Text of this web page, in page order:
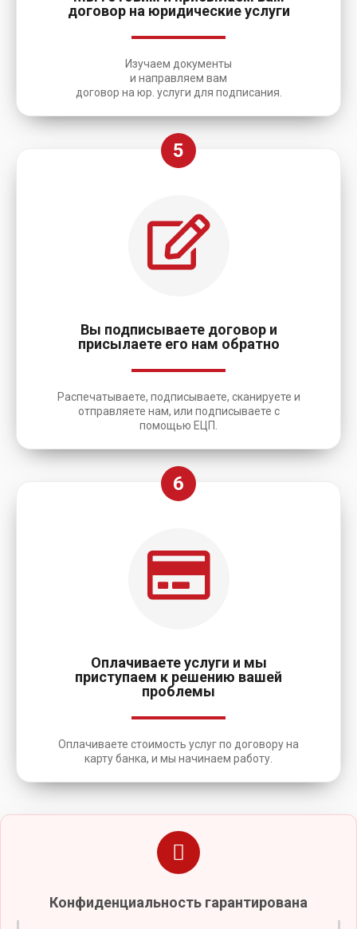
договор на юридические услуги
Изучаем документы
и направляем вам
договор на юр. услуги для подписания.
5
Вы подписываете договор и
присылаете его нам обратно
Распечатываете, подписываете, сканируете и
отправляете нам, или подписываете с
помощью ЕЦП.
6
Оплачиваете услуги и мы
приступаем к решению вашей
проблемы
Оплачиваете стоимость услуг по договору на
карту банка, и мы начинаем работу.
Конфиденциальность гарантирована